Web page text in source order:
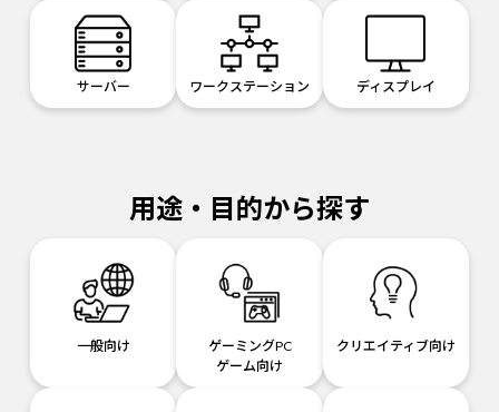
サーバー ワークステーション ディスプレイ
用途・目的から探す
一般向け
ゲーミングPC
ゲーム向け
クリエイティブ向け